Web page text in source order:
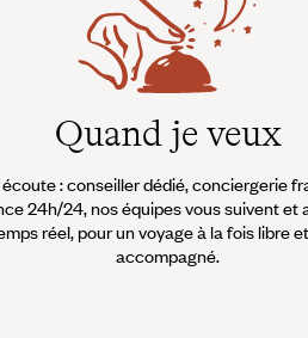
Quand je veux
: conseiller dédié, conciergerie
24h/24, nos équipes vous suivent et
réel, pour un voyage à la fois libre
accompagné.